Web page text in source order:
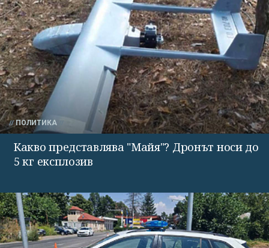
ПОЛИТИКА
Какво представлява "Майя"? Дронът носи до
5 кг експлозив